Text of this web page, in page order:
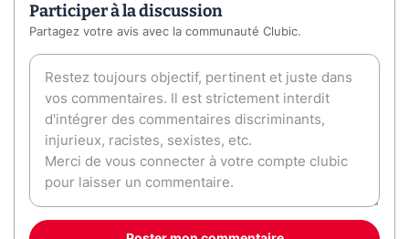
Participer à la discussion
Partagez votre avis avec la communauté Clubic.